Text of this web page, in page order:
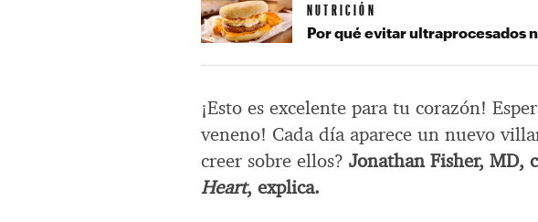
¡Esto es excelente para tu corazón!
veneno! Cada día aparece un nuevo
creer sobre ellos?Jonathan Fisher,
Heart, explica.
NUTRICIÓN
Por qué evitar ultraprocesados